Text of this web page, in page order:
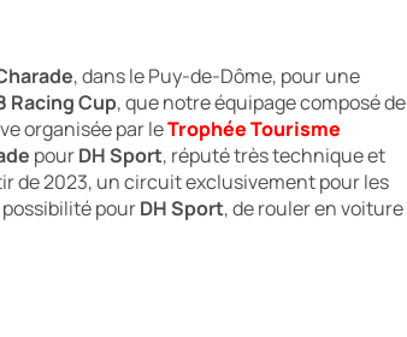
, dans le Puy-de-Dôme, pour une
Racing Cup, que notre équipage composé de
organisée par leTrophée Tourisme
pourDH Sport, réputé très technique et
de 2023, un circuit exclusivement pour les
pourDH Sport, de rouler en voiture